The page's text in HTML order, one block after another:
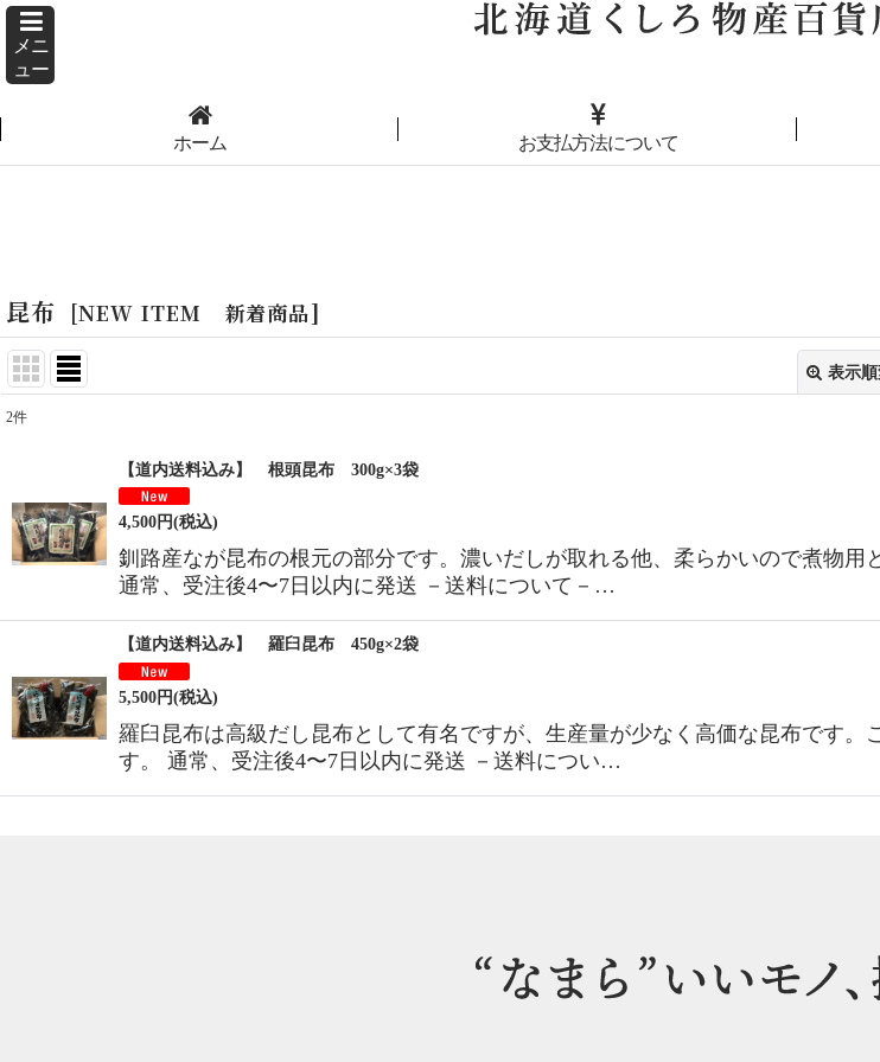
メニ
ュー
ホーム お支払方法について
昆布 [NEW ITEM 新着商品]
表示
並び順:
絞り込む
2件
【道内送料込み】 根頭昆布 300g×3袋
4,500円(税込)
釧路産なが昆布の根元の部分です。濃いだしが取れる他、柔らかいので煮物用
通常、受注後4〜7日以内に発送 －送料について－…
【道内送料込み】 羅臼昆布 450g×2袋
5,500円(税込)
羅臼昆布は高級だし昆布として有名ですが、生産量が少なく高価な昆布です
す。 通常、受注後4〜7日以内に発送 －送料につい…